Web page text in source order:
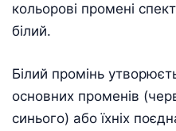
кольорові промені
білий.
Білий промінь
основних променів
синього) або їхніх